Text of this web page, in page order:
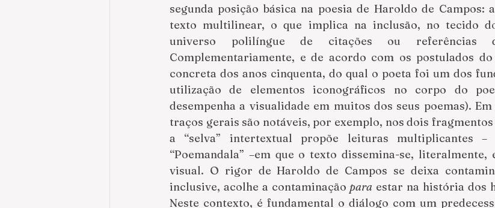
segunda posição básica na poesia de Haroldo de Campos:
texto multilinear, o que implica na inclusão, no tecido
universo polilíngue de citações ou referências
Complementariamente, e de acordo com os postulados
concreta dos anos cinquenta, do qual o poeta foi um dos
utilização de elementos iconográficos no corpo do
desempenha a visualidade em muitos dos seus poemas). Em
traços gerais são notáveis, por exemplo, nos dois fragmentos
a “selva” intertextual propõe leituras multiplicantes
“Poemandala” –em que o texto dissemina-se,
visual. O rigor de Haroldo de Campos se deixa
inclusive, acolhe a contaminação para estar na história dos
Neste contexto, é fundamental o diálogo com um